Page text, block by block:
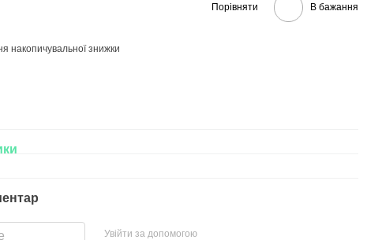
Порівняти В бажання
накопичувальної знижки
Увійти за допомогою